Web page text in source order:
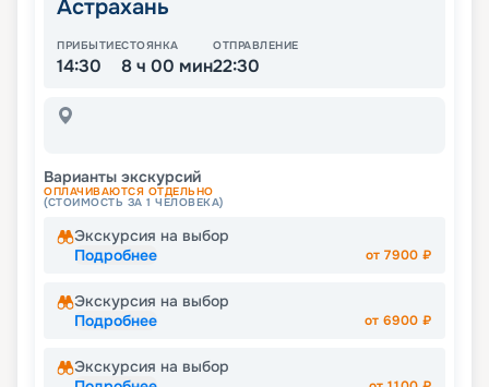
Астрахань
ПРИБЫТИЕ
14:30
СТОЯНКА
8 ч 00 мин
ОТПРАВЛЕНИЕ
22:30
Варианты экскурсий
ОПЛАЧИВАЮТСЯ ОТДЕЛЬНО
(СТОИМОСТЬ ЗА 1 ЧЕЛОВЕКА)
Экскурсия на выбор
Подробнее
от7900 ₽
Экскурсия на выбор
Подробнее
от6900 ₽
Экскурсия на выбор